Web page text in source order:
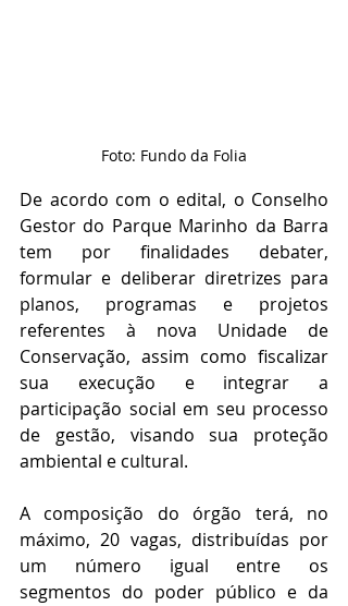
Foto: Fundo da Folia
De acordo com o edital, o Conselho
Gestor do Parque Marinho da Barra
tem por finalidades debater,
formular e deliberar diretrizes para
planos, programas e projetos
referentes à nova Unidade de
Conservação, assim como fiscalizar
sua execução e integrar a
participação social em seu processo
de gestão, visando sua proteção
ambiental e cultural.
A composição do órgão terá, no
máximo, 20 vagas, distribuídas por
um número igual entre os
segmentos do poder público e da